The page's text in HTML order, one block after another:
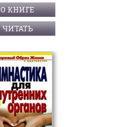
О КНИГЕ
ЧИТАТЬ